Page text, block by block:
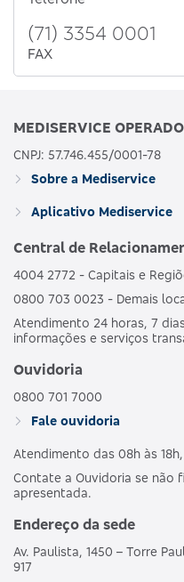
(71) 3354 0001
FAX
MEDISERVICE
CNPJ: 57.746.455/0001-78
Sobre a Mediservice
Aplicativo Mediservice
Central de
4004 2772 - Capitais e
0800 703 0023 - Demais
Atendimento 24 horas, 7
informações e serviços
Ouvidoria
0800 701 7000
Fale ouvidoria
Atendimento das 08h às
Contate a Ouvidoria se não
apresentada.
Endereço da sede
Av. Paulista, 1450 – Torre
917